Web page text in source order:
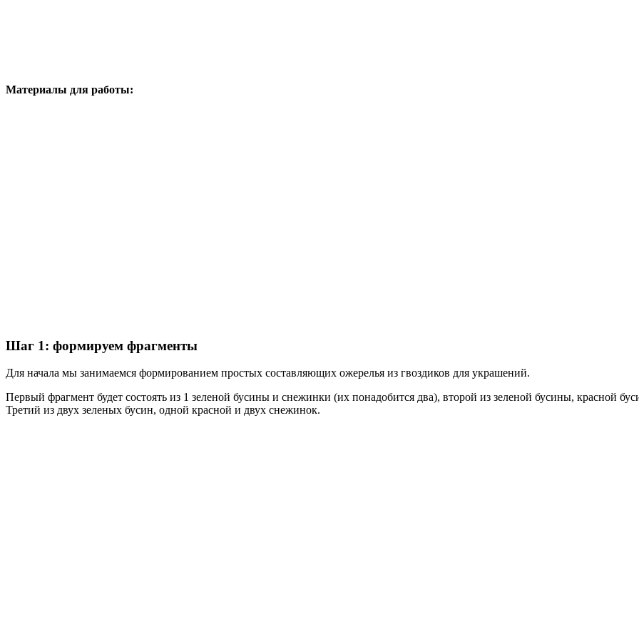
Материалы для работы:
Шаг 1: формируем фрагменты
Для начала мы занимаемся формированием простых составляющих ожерелья из гвоздиков для украшений.
Первый фрагмент будет состоять из 1 зеленой бусины и снежинки (их понадобится два), второй из зеленой бусины, красной
Третий из двух зеленых бусин, одной красной и двух снежинок.